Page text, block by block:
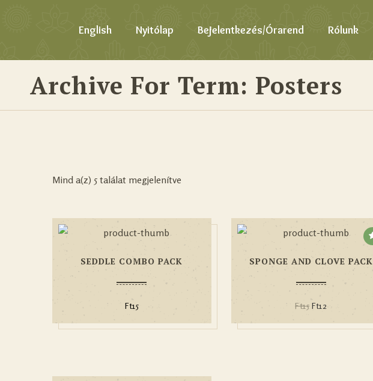
English Nyitólap Bejelentkezés/Órarend Rólunk
Archive For Term: Posters
Mind a(z) 5 találat megjelenítve
SEDDLE COMBO PACK
Ft15
SPONGE AND CLOVE PACK
Ft15 Ft12